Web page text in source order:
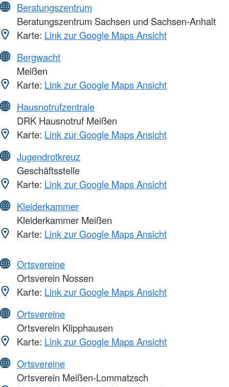
Beratungszentrum
Beratungszentrum Sachsen und Sachsen-Anhalt
Karte: Link zur Google Maps Ansicht
Bergwacht
Meißen
Karte: Link zur Google Maps Ansicht
Hausnotrufzentrale
DRK Hausnotruf Meißen
Karte: Link zur Google Maps Ansicht
Jugendrotkreuz
Geschäftsstelle
Karte: Link zur Google Maps Ansicht
Kleiderkammer
Kleiderkammer Meißen
Karte: Link zur Google Maps Ansicht
Ortsvereine
Ortsverein Nossen
Karte: Link zur Google Maps Ansicht
Ortsvereine
Ortsverein Klipphausen
Karte: Link zur Google Maps Ansicht
Ortsvereine
Ortsverein Meißen-Lommatzsch